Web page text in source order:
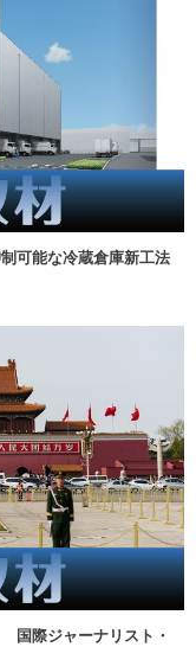
可能な冷蔵倉庫新工法
国際ジャーナリスト・